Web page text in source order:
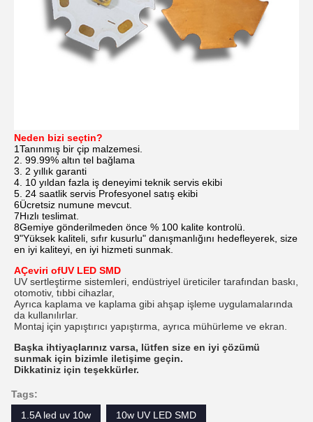
Neden bizi seçtin?
1Tanınmış bir çip malzemesi.
2. 99.99% altın tel bağlama
3. 2 yıllık garanti
4. 10 yıldan fazla iş deneyimi teknik servis ekibi
5. 24 saatlik servis Profesyonel satış ekibi
6Ücretsiz numune mevcut.
7Hızlı teslimat.
8Gemiye gönderilmeden önce % 100 kalite kontrolü.
9"Yüksek kaliteli, sıfır kusurlu" danışmanlığını hedefleyerek, size
en iyi kaliteyi, en iyi hizmeti sunmak.
AÇeviri ofUV LED SMD
UV sertleştirme sistemleri, endüstriyel üreticiler tarafından baskı,
otomotiv, tıbbi cihazlar,
Ayrıca kaplama ve kaplama gibi ahşap işleme uygulamalarında
da kullanılırlar.
Montaj için yapıştırıcı yapıştırma, ayrıca mühürleme ve ekran.
Başka ihtiyaçlarınız varsa, lütfen size en iyi çözümü
sunmak için bizimle iletişime geçin.
Dikkatiniz için teşekkürler.
Tags:
1.5A led uv 10w
10w UV LED SMD